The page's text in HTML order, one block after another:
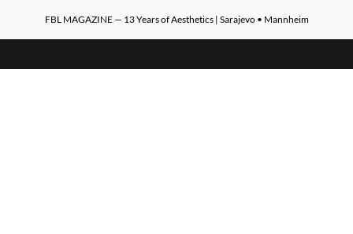
FBL MAGAZINE — 13 Years of Aesthetics | Sarajevo • Mannheim